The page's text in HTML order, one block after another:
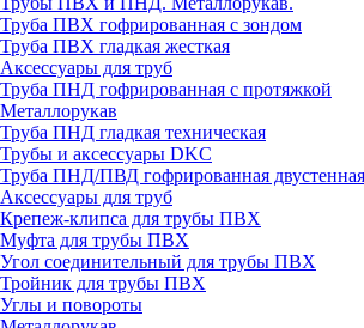
Труба ПВХ гофрированная с зондом
Труба ПВХ гладкая жесткая
Аксессуары для труб
Труба ПНД гофрированная с протяжкой
Металлорукав
Труба ПНД гладкая техническая
Трубы и аксессуары DKC
Труба ПНД/ПВД гофрированная двустенная
Аксессуары для труб
Крепеж-клипса для трубы ПВХ
Муфта для трубы ПВХ
Угол соединительный для трубы ПВХ
Тройник для трубы ПВХ
Углы и повороты